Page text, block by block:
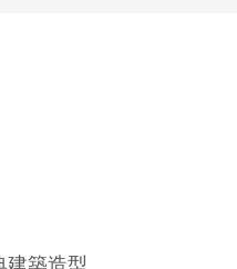
建築造型